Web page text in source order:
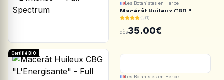
Les Botanistes en Herbe
Macérât Huileux CBD "
L'Intense" - Full Spectrum
(1)
dès35.00€
Certifié BIO
Les Botanistes en Herbe